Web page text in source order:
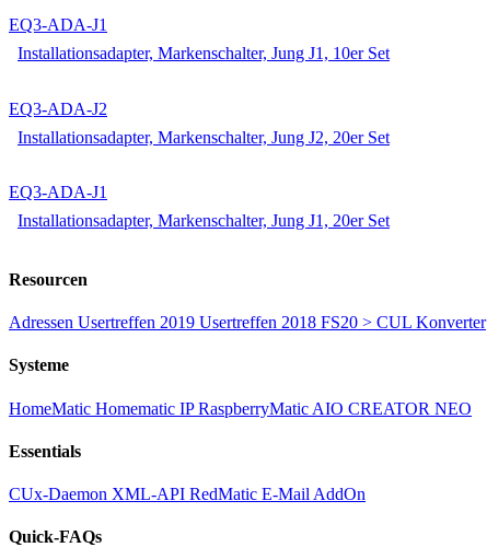
EQ3-ADA-J1
Installationsadapter, Markenschalter, Jung J1, 10er Set
EQ3-ADA-J2
Installationsadapter, Markenschalter, Jung J2, 20er Set
EQ3-ADA-J1
Installationsadapter, Markenschalter, Jung J1, 20er Set
Resourcen
Adressen Usertreffen 2019 Usertreffen 2018 FS20 > CUL Konverter
Systeme
HomeMatic Homematic IPRaspberryMatic AIO CREATOR NEO
Essentials
CUx-Daemon XML-API RedMatic E-Mail AddOn
Quick-FAQs